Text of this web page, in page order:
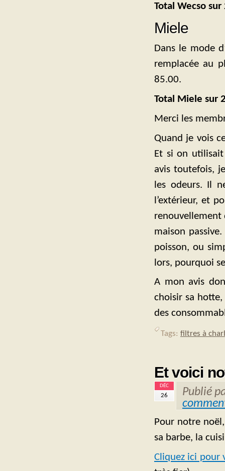
Total Wecso
Miele
Dans le mode
remplacée au
85.00.
Total Miele sur
Merci les
Quand je vois
Et si on
avis toutefois,
les odeurs. Il
l’extérieur, et
renouvellement
maison
poisson, ou
lors, pourquoi
A mon avis
choisir sa
des
Tags: filtres à
Et voici
DÉC
26
Publié
Pour notre
sa barbe, la
Cliquez ici pour